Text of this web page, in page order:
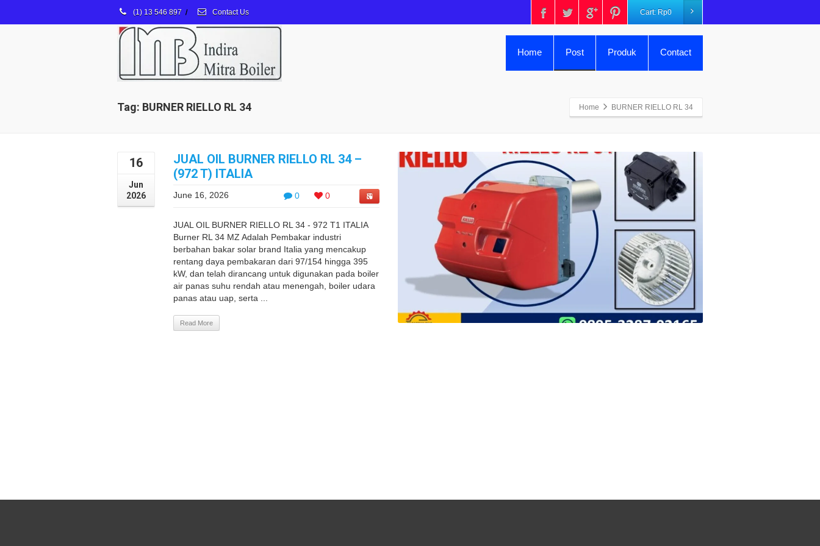
(1) 13 546 897 / Contact Us Cart: Rp0
Home Post Produk Contact
Tag: BURNER RIELLO RL 34 Home BURNER RIELLO RL 34
16
Jun
2026
JUAL OIL BURNER RIELLO RL 34 –
(972 T) ITALIA
0 0
June 16, 2026
JUAL OIL BURNER RIELLO RL 34 - 972 T1 ITALIA
Burner RL 34 MZ Adalah Pembakar industri
berbahan bakar solar brand Italia yang mencakup
rentang daya pembakaran dari 97/154 hingga 395
kW, dan telah dirancang untuk digunakan pada boiler
air panas suhu rendah atau menengah, boiler udara
panas atau uap, serta ...
Read More